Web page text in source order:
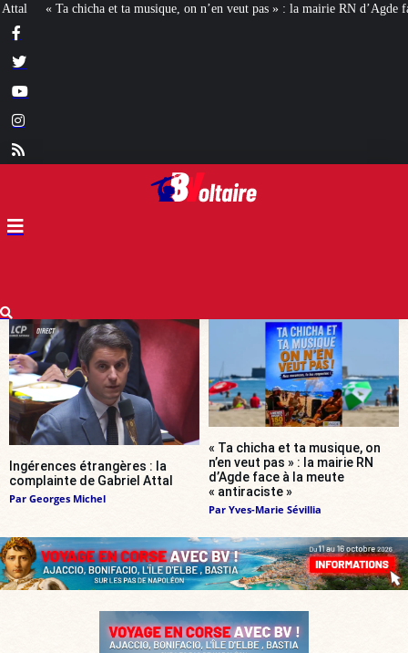
n’en veut pas » : la mairie RN d’Agde face à la meute « antiraciste » La
Ingérences étrangères : la
complainte de Gabriel Attal
Par Georges Michel
« Ta chicha et ta musique, on
n’en veut pas » : la mairie RN
d’Agde face à la meute
« antiraciste »
Par Yves-Marie Sévillia